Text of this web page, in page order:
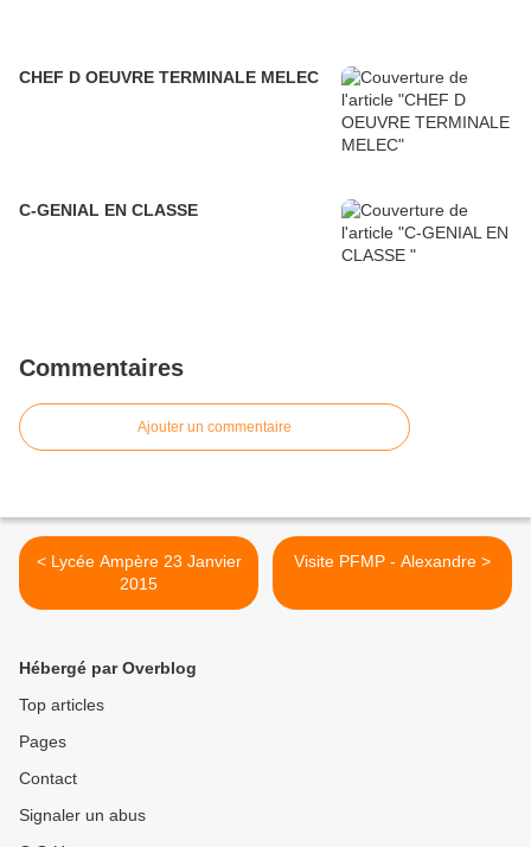
CHEF D OEUVRE TERMINALE MELEC
C-GENIAL EN CLASSE
Commentaires
Ajouter un commentaire
< Lycée Ampère 23 Janvier
2015
Visite PFMP - Alexandre >
Hébergé par Overblog
Top articles
Pages
Contact
Signaler un abus